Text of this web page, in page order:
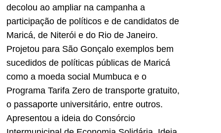
decolou ao ampliar na campanha a
participação de políticos e de candidatos de
Maricá, de Niterói e do Rio de Janeiro.
Projetou para São Gonçalo exemplos bem
sucedidos de políticas públicas de Maricá
como a moeda social Mumbuca e o
Programa Tarifa Zero de transporte gratuito,
o passaporte universitário, entre outros.
Apresentou a ideia do Consórcio